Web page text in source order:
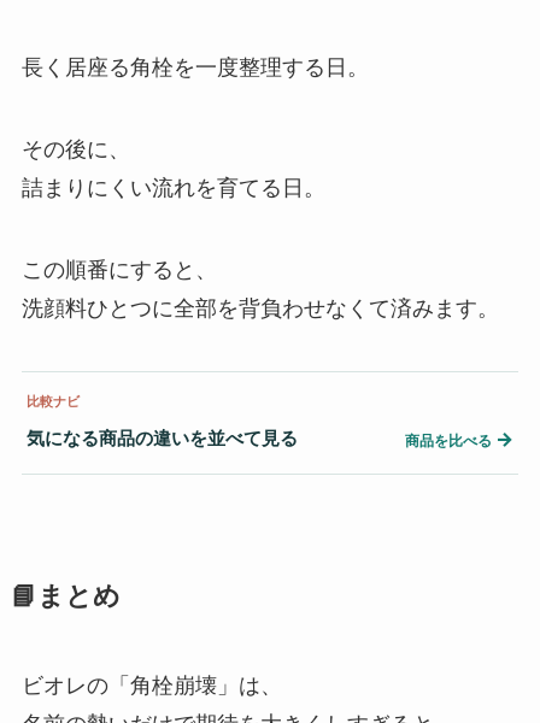
長く居座る角栓を一度整理する日。
その後に、
詰まりにくい流れを育てる日。
この順番にすると、
洗顔料ひとつに全部を背負わせなくて済みます。
比較ナビ
気になる商品の違いを並べて見る 商品を比べる →
📘まとめ
ビオレの「角栓崩壊」は、